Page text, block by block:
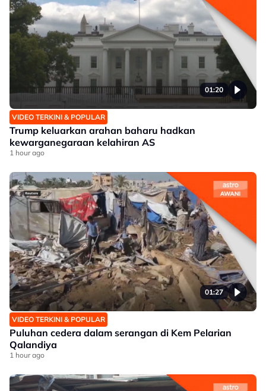
01:20
VIDEO TERKINI & POPULAR
Trump keluarkan arahan baharu hadkan
kewarganegaraan kelahiran AS
1 hour ago
01:27
VIDEO TERKINI & POPULAR
Puluhan cedera dalam serangan di Kem Pelarian
Qalandiya
1 hour ago